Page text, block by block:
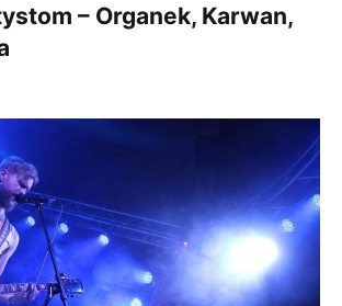
– Organek, Karwan,